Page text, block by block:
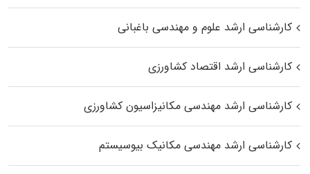
کارشناسی ارشد علوم و مهندسی باغبانی
کارشناسی ارشد اقتصاد کشاورزی
کارشناسی ارشد مهندسی مکانیزاسیون کشاورزی
کارشناسی ارشد مهندسی مکانیک بیوسیستم